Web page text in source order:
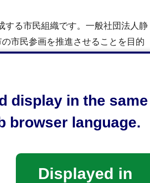
display in the same
browser language.
Displayed in
する市民組織です。一般社団法人静
市民参画を推進させることを目的